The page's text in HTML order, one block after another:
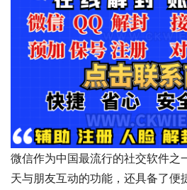
微信作为中国最流行的社交软件之
天与朋友互动的功能，还具备了便